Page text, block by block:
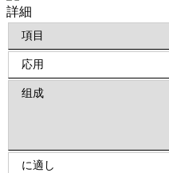
詳細
項目
応用
组成
に適し